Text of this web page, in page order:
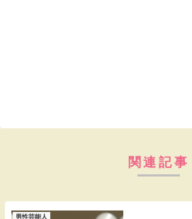
関連記事
男性芸能人